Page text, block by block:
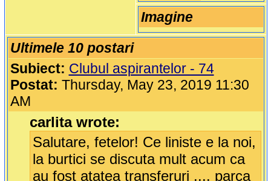
Imagine
Ultimele 10 postari
Subiect: Clubul aspirantelor - 74
Postat: Thursday, May 23, 2019 11:30
AM
carlita wrote:
Salutare, fetelor! Ce liniste e la noi,
la burtici se discuta mult acum ca
au fost atatea transferuri .... parca